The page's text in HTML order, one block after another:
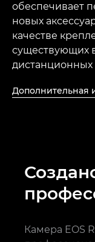
обеспечивает
новых
качестве
существующих
дистанционных
Дополнительная
Камера EOS